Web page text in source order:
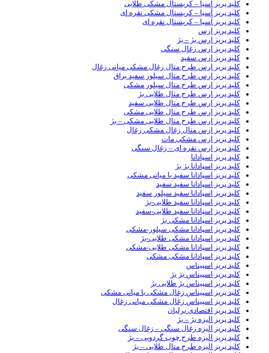
کلید پریز آسیا – کریستال مشکی طلایی
کلید پریز آسیا – کریستال مشکی نقره ای
کلید پریز آسیا – کریستال نقره ای
کلید پریز ارس
کلید پریز ارس بژ – بژ
کلید پریز ارس زغال سنگی
کلید پریز ارس سفید
کلید پریز ارس طرح متال زغال مشکی میانی زغال
کلید پریز ارس طرح متال سیلور سفید براق
کلید پریز ارس طرح متال سیلور مشکی
کلید پریز ارس طرح متال طلایی بژ
کلید پریز ارس طرح متال طلایی سفید
کلید پریز ارس طرح متال طلایی مشکی
کلید پریز ارس طرح متال طلایی مشکی – بژ
کلید پریز ارس متال زغال مشکی زغال
کلید پریز ارس مشکی مات
کلید پریز ارس نقره ای – زغال سنگی
کلید پریز اسپادانا
کلید پریز اسپادانا بژ بژ
کلید پریز اسپادانا سفید با میانی مشکی
کلید پریز اسپادانا سفید سفید
کلید پریز اسپادانا سفید سیلور سفید
کلید پریز اسپادانا سفید طلایی-بژ
کلید پریز اسپادانا سفید طلایی-سفید
کلید پریز اسپادانا مشکی بژ
کلید پریز اسپادانا مشکی سیلور-مشکی
کلید پریز اسپادانا مشکی طلایی-بژ
کلید پریز اسپادانا مشکی طلایی-مشکی
کلید پریز اسپادانا مشکی مشکی
کلید پریز اسپیناس
کلید پریز اسپیناس بژ بژ
کلید پریز اسپیناس بژ طلایی بژ
کلید پریز اسپیناس زغال مشکی با میانی مشکی
کلید پریز اسپیناس زغال مشکی میانی زغال
کلید پریز اقتصادی برلیان
کلید پریز الیزه بژ – بژ
کلید پریز الیزه زغال سنگی – زغال سنگی
کلید پریز الیزه طرح چوب گردویی – بژ
کلید پریز الیزه طرح متال طلایی – بژ